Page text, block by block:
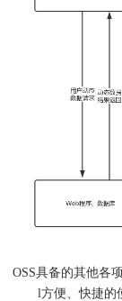
OSS具备的其他各
l方便、快捷的